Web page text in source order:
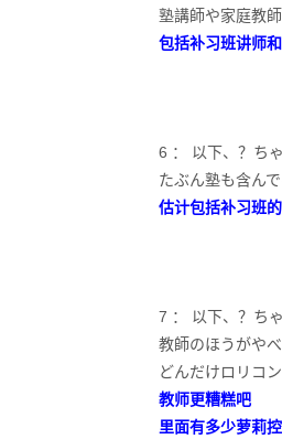
塾講師や家庭教
包括补习班讲师
6 ： 以下、？ち
たぶん塾も含んで
估计包括补习班的
7 ： 以下、？ち
教師のほうがや
どんだけロリコ
教师更糟糕吧
里面有多少萝莉